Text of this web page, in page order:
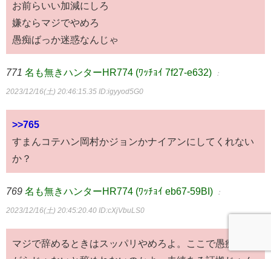
お前らいい加減にしろ
嫌ならマジでやめろ
愚痴ばっか迷惑なんじゃ
771 名も無きハンターHR774 (ﾜｯﾁｮｲ 7f27-e632) ：
2023/12/16(土) 20:46:15.35 ID:igyyod5G0
>>765
すまんコテハン岡村かジョンかナイアンにしてくれない
か？
769 名も無きハンターHR774 (ﾜｯﾁｮｲ eb67-59BI) ：
2023/12/16(土) 20:45:20.40 ID:cXjVbuLS0
マジで辞めるときはスッパリやめろよ。ここで愚痴りな